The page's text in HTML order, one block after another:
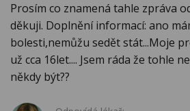
Prosím co znamená tahle zpráva
děkuji. Doplnění informací: ano
bolesti,nemůžu sedět stát...Moje
už cca 16let.... Jsem ráda že tohle
někdy být??